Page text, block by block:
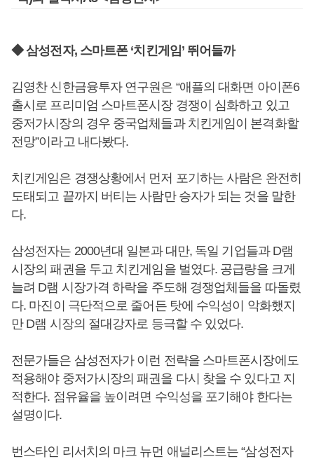
◆ 삼성전자, 스마트폰 ‘치킨게임’ 뛰어들까
김영찬 신한금융투자 연구원은 “애플의 대화면 아이폰6
출시로 프리미엄 스마트폰시장 경쟁이 심화하고 있고
중저가시장의 경우 중국업체들과 치킨게임이 본격화할
전망”이라고 내다봤다.
치킨게임은 경쟁상황에서 먼저 포기하는 사람은 완전히
도태되고 끝까지 버티는 사람만 승자가 되는 것을 말한
다.
삼성전자는 2000년대 일본과 대만, 독일 기업들과 D램
시장의 패권을 두고 치킨게임을 벌였다. 공급량을 크게
늘려 D램 시장가격 하락을 주도해 경쟁업체들을 따돌렸
다. 마진이 극단적으로 줄어든 탓에 수익성이 악화했지
만 D램 시장의 절대강자로 등극할 수 있었다.
전문가들은 삼성전자가 이런 전략을 스마트폰시장에도
적용해야 중저가시장의 패권을 다시 찾을 수 있다고 지
적한다. 점유율을 높이려면 수익성을 포기해야 한다는
설명이다.
번스타인 리서치의 마크 뉴먼 애널리스트는 “삼성전자